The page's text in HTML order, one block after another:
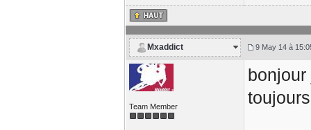
Mxaddict 9 May 14 à
Team Member